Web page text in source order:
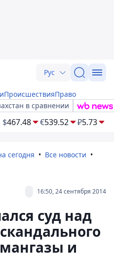
Рус
ПроисшествияПраво
в сравнении
$467.48 €539.52 ₽5.73
сегодня
Все новости
16:50, 24 сентября 2014
суд над
и